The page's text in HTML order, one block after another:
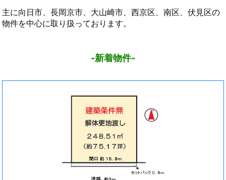
主に向日市、長岡京市、大山崎市、西京区、南区、伏見区の
物件を中心に取り扱っております。
-新着物件-